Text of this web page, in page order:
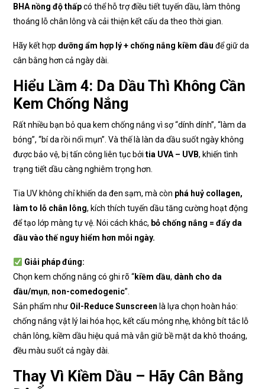
BHA nồng độ thấpcó thể hỗ trợ điều tiết tuyến dầu, làm thông
thoáng lỗ chân lông và cải thiện kết cấu da theo thời gian.
Hãy kết hợp dưỡng ẩm hợp lý + chống nắng kiềm dầu để giữ da
cân bằng hơn cả ngày dài.
Hiểu Lầm 4: Da Dầu Thì Không Cần
Kem Chống Nắng
Rất nhiều bạn bỏ qua kem chống nắng vì sợ “dính dính”, “làm da
bóng”, “bí da rồi nổi mụn”. Và thế là làn da dầu suốt ngày không
được bảo vệ, bị tấn công liên tục bởitia UVA – UVB, khiến tình
trạng tiết dầu càng nghiêm trọng hơn.
Tia UV không chỉ khiến da đen sạm, mà còn phá huỷ collagen,
làm to lỗ chân lông, kích thích tuyến dầu tăng cường hoạt động
để tạo lớp màng tự vệ. Nói cách khác, bỏ chống nắng = đẩy da
dầu vào thế nguy hiểm hơn mỗi ngày.
Giải pháp đúng:
Chọn kem chống nắng có ghi rõ “kiềm dầu, dành cho da
dầu/mụn, non-comedogenic”.
Sản phẩm như Oil-Reduce Sunscreen là lựa chọn hoàn hảo:
chống nắng vật lý lai hóa học, kết cấu mỏng nhẹ, không bít tắc lỗ
chân lông, kiềm dầu hiệu quả mà vẫn giữ bề mặt da khô thoáng,
đều màu suốt cả ngày dài.
Thay Vì Kiềm Dầu – Hãy Cân Bằng